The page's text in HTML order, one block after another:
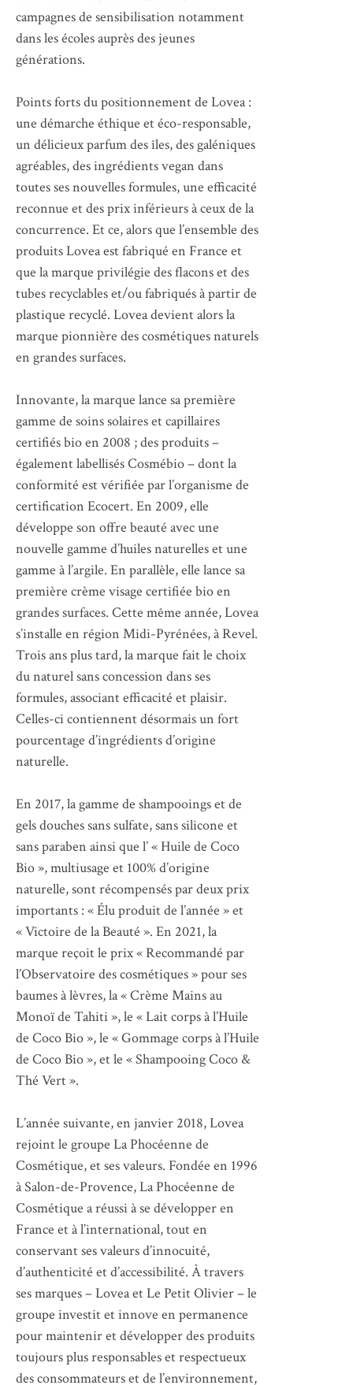
campagnes de sensibilisation notamment
dans les écoles auprès des jeunes
générations.
Points forts du positionnement de Lovea :
une démarche éthique et éco-responsable,
un délicieux parfum des îles, des galéniques
agréables, des ingrédients vegan dans
toutes ses nouvelles formules, une efficacité
reconnue et des prix inférieurs à ceux de la
concurrence. Et ce, alors que l’ensemble des
produits Lovea est fabriqué en France et
que la marque privilégie des flacons et des
tubes recyclables et/ou fabriqués à partir de
plastique recyclé. Lovea devient alors la
marque pionnière des cosmétiques naturels
en grandes surfaces.
Innovante, la marque lance sa première
gamme de soins solaires et capillaires
certifiés bio en 2008 ; des produits –
également labellisés Cosmébio – dont la
conformité est vérifiée par l’organisme de
certification Ecocert. En 2009, elle
développe son offre beauté avec une
nouvelle gamme d’huiles naturelles et une
gamme à l’argile. En parallèle, elle lance sa
première crème visage certifiée bio en
grandes surfaces. Cette même année, Lovea
s’installe en région Midi-Pyrénées, à Revel.
Trois ans plus tard, la marque fait le choix
du naturel sans concession dans ses
formules, associant efficacité et plaisir.
Celles-ci contiennent désormais un fort
pourcentage d’ingrédients d’origine
naturelle.
En 2017, la gamme de shampooings et de
gels douches sans sulfate, sans silicone et
sans paraben ainsi que l’ « Huile de Coco
Bio », multiusage et 100% d’origine
naturelle, sont récompensés par deux prix
importants : « Élu produit de l’année » et
« Victoire de la Beauté ». En 2021, la
marque reçoit le prix « Recommandé par
l’Observatoire des cosmétiques » pour ses
baumes à lèvres, la « Crème Mains au
Monoï de Tahiti », le « Lait corps à l’Huile
de Coco Bio », le « Gommage corps à l’Huile
de Coco Bio », et le « Shampooing Coco &
Thé Vert ».
L’année suivante, en janvier 2018, Lovea
rejoint le groupe La Phocéenne de
Cosmétique, et ses valeurs. Fondée en 1996
à Salon-de-Provence, La Phocéenne de
Cosmétique a réussi à se développer en
France et à l’international, tout en
conservant ses valeurs d’innocuité,
d’authenticité et d’accessibilité. À travers
ses marques – Lovea et Le Petit Olivier – le
groupe investit et innove en permanence
pour maintenir et développer des produits
toujours plus responsables et respectueux
des consommateurs et de l’environnement,